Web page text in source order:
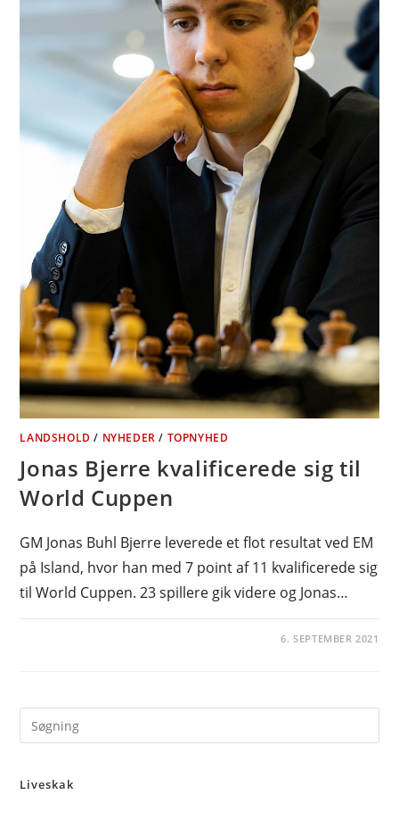
LANDSHOLD / NYHEDER / TOPNYHED
Jonas Bjerre kvalificerede sig til
World Cuppen
GM Jonas Buhl Bjerre leverede et flot resultat ved EM
på Island, hvor han med 7 point af 11 kvalificerede sig
til World Cuppen. 23 spillere gik videre og Jonas…
6. SEPTEMBER 2021
Liveskak